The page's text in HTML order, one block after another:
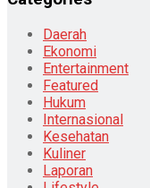
Daerah
Ekonomi
Entertainment
Featured
Hukum
Internasional
Kesehatan
Kuliner
Laporan